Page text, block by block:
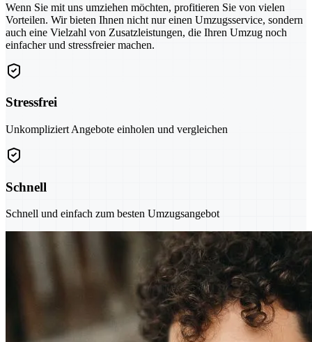
Wenn Sie mit uns umziehen möchten, profitieren Sie von vielen
Vorteilen. Wir bieten Ihnen nicht nur einen Umzugsservice, sondern
auch eine Vielzahl von Zusatzleistungen, die Ihren Umzug noch
einfacher und stressfreier machen.
Stressfrei
Unkompliziert Angebote einholen und vergleichen
Schnell
Schnell und einfach zum besten Umzugsangebot